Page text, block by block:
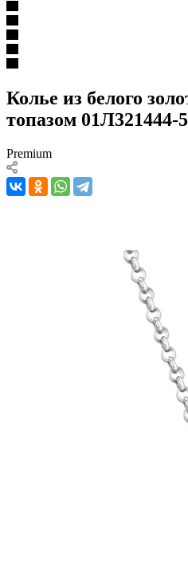
Колье из белого
топазом 01Л321444-5
Premium